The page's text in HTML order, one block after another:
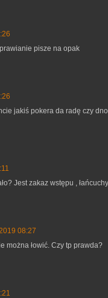
pisze na opak
jakiś pokera da radę czy
Jest zakaz wstępu ,
08:27
można łowić. Czy tp prawda?